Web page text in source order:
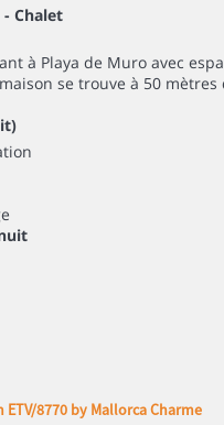
- Chalet
à Playa de Muro avec
se trouve à 50 mètres
ETV/8770 by Mallorca Charme